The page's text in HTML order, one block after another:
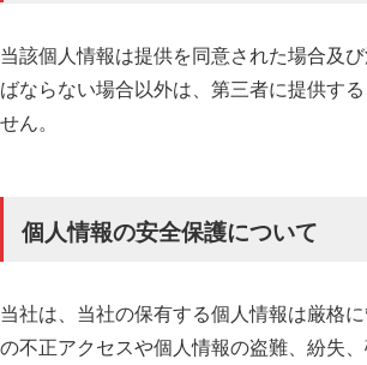
当該個人情報は提供を同意された場合及
ばならない場合以外は、第三者に提供す
せん。
個人情報の安全保護について
当社は、当社の保有する個人情報は厳格
の不正アクセスや個人情報の盗難、紛失